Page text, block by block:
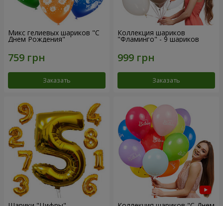
Микс гелиевых шариков "C
Днем Рождения"
Заказать
Коллекция шариков
"Фламинго" - 9 шариков
Заказать